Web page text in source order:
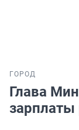
ГОРОД
Глава
зарплаты